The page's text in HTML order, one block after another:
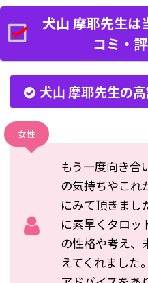
犬山 摩耶先生は
コミ・
犬山 摩耶先生の
女性
もう一度向き合
の気持ちやこれ
にみて頂きまし
に素早くタロッ
の性格や考え、
えてくれました